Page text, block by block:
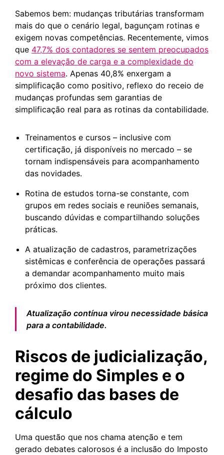
Sabemos bem: mudanças tributárias transformam
mais do que o cenário legal, bagunçam rotinas e
exigem novas competências. Recentemente, vimos
que 47,7% dos contadores se sentem preocupados
com a elevação de carga e a complexidade do
novo sistema. Apenas 40,8% enxergam a
simplificação como positivo, reflexo do receio de
mudanças profundas sem garantias de
simplificação real para as rotinas da contabilidade.
Treinamentos e cursos – inclusive com
certificação, já disponíveis no mercado – se
tornam indispensáveis para acompanhamento
das novidades.
Rotina de estudos torna-se constante, com
grupos em redes sociais e reuniões semanais,
buscando dúvidas e compartilhando soluções
práticas.
A atualização de cadastros, parametrizações
sistêmicas e conferência de operações passará
a demandar acompanhamento muito mais
próximo dos clientes.
Atualização contínua virou necessidade básica
para a contabilidade.
Riscos de judicialização,
regime do Simples e o
desafio das bases de
cálculo
Uma questão que nos chama atenção e tem
gerado debates calorosos é a inclusão do Imposto